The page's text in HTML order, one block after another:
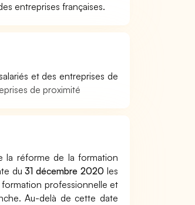
entreprises françaises.
et des entreprises de
de proximité
la réforme de la formation
du31 décembre 2020 les
professionnelle et
Au-delà de cette date